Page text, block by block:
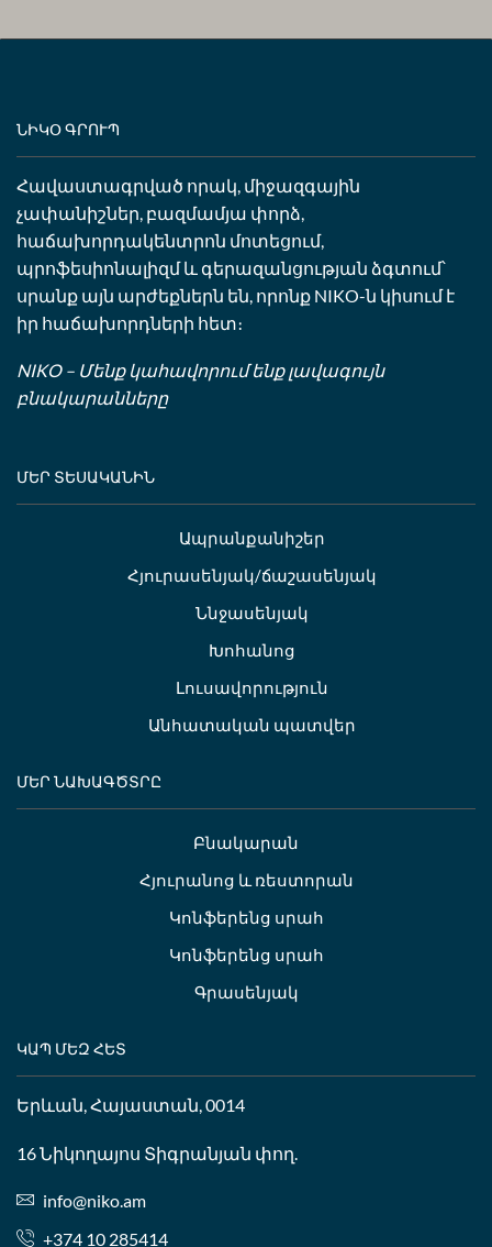
ՆԻԿՕ ԳՐՈՒՊ
Հավաստագրված որակ, միջազգային
չափանիշներ, բազմամյա փորձ,
հաճախորդակենտրոն մոտեցում,
պրոֆեսիոնալիզմ և գերազանցության ձգտում՝
սրանք այն արժեքներն են, որոնք NIKO-ն կիսում է
իր հաճախորդների հետ։
NIKO – Մենք կահավորում ենք լավագույն
բնակարանները
ՄԵՐ ՏԵՍԱԿԱՆԻՆ
Ապրանքանիշեր
Հյուրասենյակ/ճաշասենյակ
Ննջասենյակ
Խոհանոց
Լուսավորություն
Անհատական պատվեր
ՄԵՐ ՆԱԽԱԳԾՏՐԸ
Բնակարան
Հյուրանոց և ռեստորան
Կոնֆերենց սրահ
Կոնֆերենց սրահ
Գրասենյակ
ԿԱՊ ՄԵԶ ՀԵՏ
Երևան, Հայաստան, 0014
16 Նիկողայոս Տիգրանյան փող.
info@niko.am
+374 10 285414